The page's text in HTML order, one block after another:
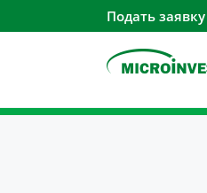
Подать заявку